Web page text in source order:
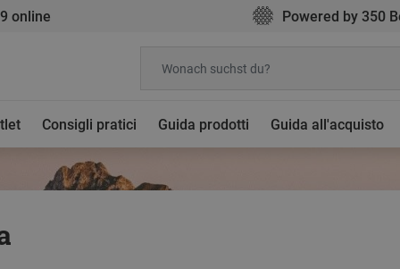
online Powered by 350
Consigli pratici Guida prodotti Guida all'acquisto